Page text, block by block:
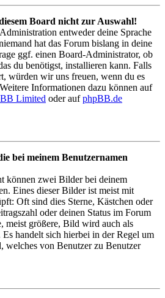
Board nicht zur Auswahl!
entweder deine Sprache
hat das Forum bislang in deine
ggf. einen Board-Administrator, ob
du benötigst, installieren kann. Falls
würden wir uns freuen, wenn du es
Informationen dazu können auf
Limited oder aufphpBB.de
bei meinem Benutzernamen
können zwei Bilder bei deinem
Eines dieser Bilder ist meist mit
Oft sind dies Sterne, Kästchen oder
oder deinen Status im Forum
meist größere, Bild wird auch als
Es handelt sich hierbei in der Regel um
welches von Benutzer zu Benutzer